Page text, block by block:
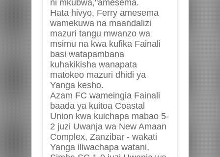
ni mkubwa,"amesema.
Hata hivyo, Ferry amesema
wamekuwa na maandalizi
mazuri tangu mwanzo wa
msimu na kwa kufika Fainali
basi watapambana
kuhakikisha wanapata
matokeo mazuri dhidi ya
Yanga kesho.
Azam FC wameingia Fainali
baada ya kuitoa Coastal
Union kwa kuichapa mabao 5-
2 juzi Uwanja wa New Amaan
Complex, Zanzibar - wakati
Yanga iliwachapa watani,